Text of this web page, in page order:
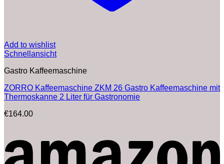
Add to wishlist
Schnellansicht
Gastro Kaffeemaschine
ZORRO Kaffeemaschine ZKM 26 Gastro Kaffeemaschine mit
Thermoskanne 2 Liter für Gastronomie
€164.00